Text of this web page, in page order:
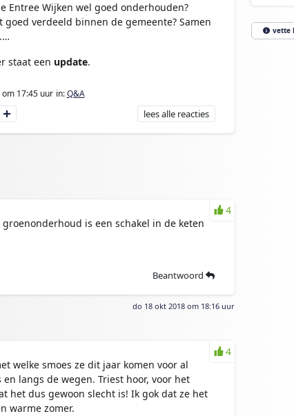
Entree Wijken wel goed onderhouden?
goed verdeeld binnen de gemeente? Samen
staat een update.
om 17:45 uur in:Q&A
D
e
leesalle reacties
is een schakel in de keten
Beantwoord
do 18 okt 2018 om 18:16 uur
4
welke smoes ze dit jaar komen voor al
langs de wegen. Triest hoor, voor het
het dus gewoon slecht is! Ik gok dat ze het
warme zomer.
4
vette